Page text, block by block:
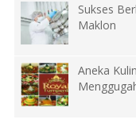
Sukses
Maklon
Aneka